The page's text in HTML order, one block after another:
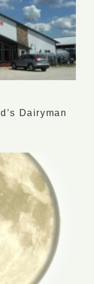
Dairyman